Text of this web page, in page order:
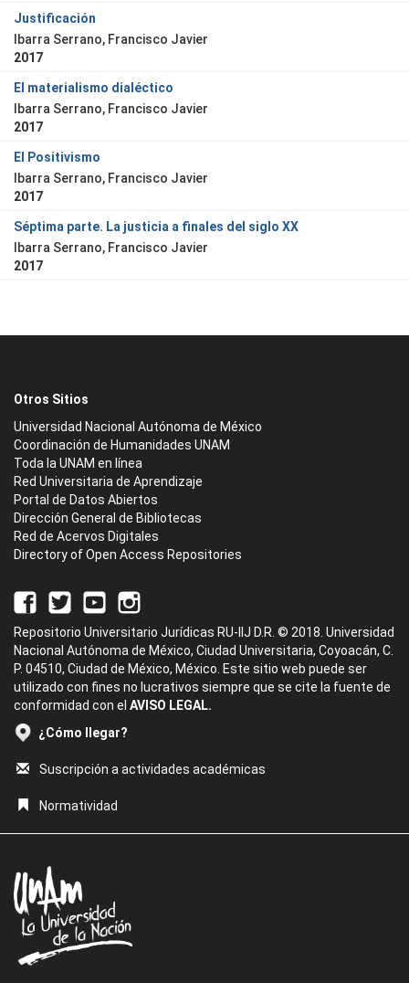
Justificación
Ibarra Serrano, Francisco Javier
2017
El materialismo dialéctico
Ibarra Serrano, Francisco Javier
2017
El Positivismo
Ibarra Serrano, Francisco Javier
2017
Séptima parte. La justicia a finales del siglo XX
Ibarra Serrano, Francisco Javier
2017
Otros Sitios
Universidad Nacional Autónoma de México
Coordinación de Humanidades UNAM
Toda la UNAM en línea
Red Universitaria de Aprendizaje
Portal de Datos Abiertos
Dirección General de Bibliotecas
Red de Acervos Digitales
Directory of Open Access Repositories
Repositorio Universitario Jurídicas RU-IIJ D.R. © 2018. Universidad
Nacional Autónoma de México, Ciudad Universitaria, Coyoacán, C.
P. 04510, Ciudad de México, México. Este sitio web puede ser
utilizado con fines no lucrativos siempre que se cite la fuente de
conformidad con el AVISO LEGAL.
¿Cómo llegar?
Suscripción a actividades académicas
Normatividad